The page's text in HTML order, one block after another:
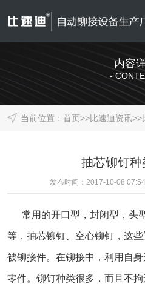
内容
-
当前位置： 首页>>比速迪资讯>>
抽芯铆钉
发布时间：2017-10-08
常用的开口型，封闭型，头
等，抽芯铆钉、空心铆钉，这
被铆接件。在铆接中，利用自
零件。铆钉种类很多，而且不拘